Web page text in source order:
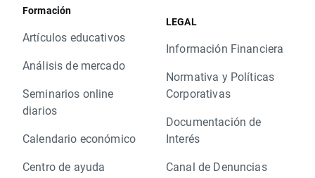
Formación
Artículos educativos
Análisis de mercado
Seminarios online
diarios
Calendario económico
Centro de ayuda
LEGAL
Información Financiera
Normativa y Políticas
Corporativas
Documentación de
Interés
Canal de Denuncias